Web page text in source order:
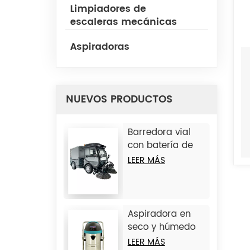
Limpiadores de
escaleras mecánicas
Aspiradoras
NUEVOS PRODUCTOS
Barredora vial
con batería de
litio JC-D9
LEER MÁS
Aspiradora en
seco y húmedo
de hierro JC1245
LEER MÁS